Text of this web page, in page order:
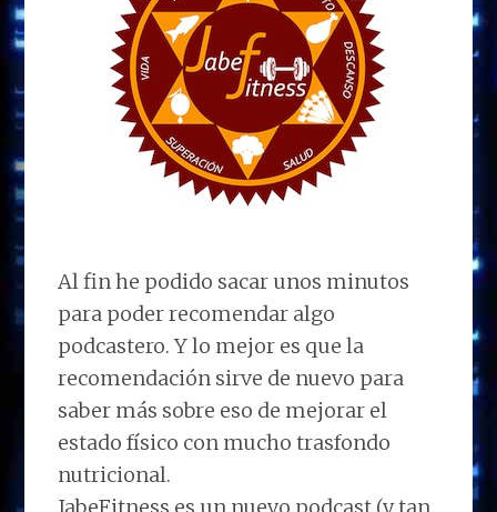
Al fin he podido sacar unos minutos
para poder recomendar algo
podcastero. Y lo mejor es que la
recomendación sirve de nuevo para
saber más sobre eso de mejorar el
estado físico con mucho trasfondo
nutricional.
JabeFitness es un nuevo podcast (y tan